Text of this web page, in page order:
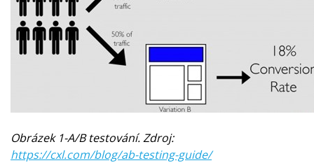
Obrázek 1-A/B testování. Zdroj:
https://cxl.com/blog/ab-testing-guide/